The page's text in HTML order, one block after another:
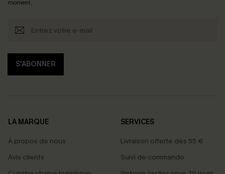
moment.
S'ABONNER
LA MARQUE
À propos de nous
Avis clients
SERVICES
Livraison offerte dès 55 €
Suivi de commande